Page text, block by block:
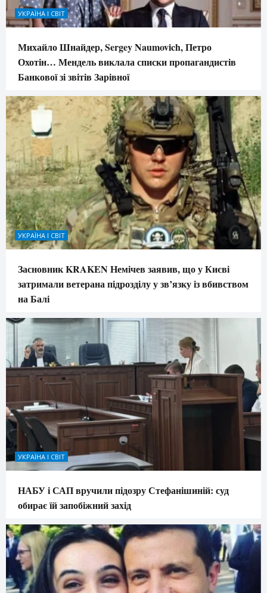
УКРАЇНА І СВІТ
Михайло Шнайдер, Sergey Naumovich, Петро
Охотін… Мендель виклала списки пропагандистів
Банкової зі звітів Зарівної
УКРАЇНА І СВІТ
Засновник KRAKEN Немічев заявив, що у Києві
затримали ветерана підрозділу у зв’язку із вбивством
на Балі
УКРАЇНА І СВІТ
НАБУ і САП вручили підозру Стефанішиній: суд
обирає їй запобіжний захід